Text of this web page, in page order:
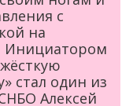
с
на
Инициатором
стал один из
Алексей